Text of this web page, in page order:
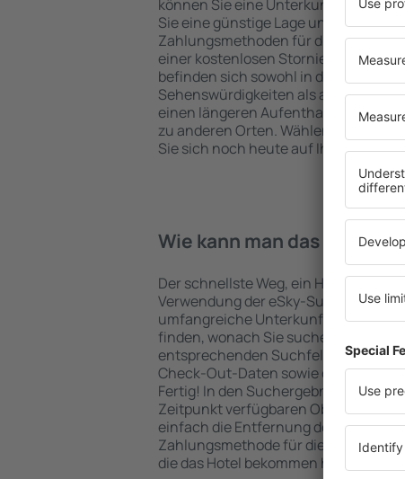
können Sie eine Unterkunft für jede
Sie eine günstige Lage und den
Zahlungsmethoden für die
einer kostenlosen Stornierung der
befinden sich sowohl in der Nähe der
Sehenswürdigkeiten als auch
einen längeren Aufenthalt und als
zu anderen Orten. Wählen Sie ein
Sie sich noch heute auf Ihre Reise
Wie kann man das Hotel in
Der schnellste Weg, ein Hotel in
Verwendung der eSky-
umfangreiche Unterkunftsbasis
finden, wonach Sie suchen. Geben
entsprechenden Suchfelder ein,
Check-Out-Daten sowie die Anzahl
Fertig! In den Suchergebnissen
Zeitpunkt verfügbaren Objekte
einfach die Entfernung des Hotels
Zahlungsmethode für die Unterkunft
die das Hotel bekommen hat,